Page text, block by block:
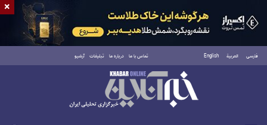
فارسی العربية English تماس با ما درباره ما تبلیغات آرشیو
پنجشنبه ۱۵ مرداد ۱۴۰۵
×